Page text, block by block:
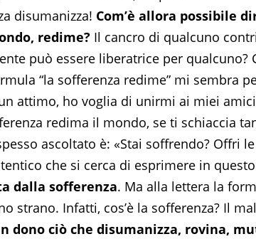
disumanizza! Com’è allora possibile
redime?Il cancro di qualcuno
può essere liberatrice per qualcuno?
“la sofferenza redime” mi sembra
attimo, ho voglia di unirmi ai miei
redima il mondo, se ti schiaccia
ascoltato è: «Stai soffrendo? Offri
che si cerca di esprimere in
dalla sofferenza. Ma alla lettera la
strano. Infatti, cos’è la sofferenza? Il
dono ciò che disumanizza, rovina,